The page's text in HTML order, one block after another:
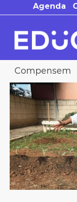
to
content
Agenda
Compensem